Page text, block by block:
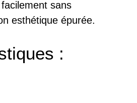
sans
esthétique épurée.
: